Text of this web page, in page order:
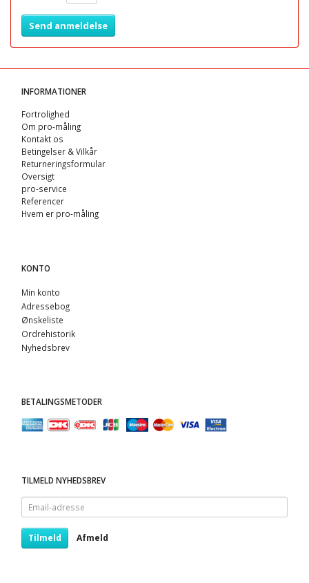
Send anmeldelse
INFORMATIONER
Fortrolighed
Om pro-måling
Kontakt os
Betingelser & Vilkår
Returneringsformular
Oversigt
pro-service
Referencer
Hvem er pro-måling
KONTO
Min konto
Adressebog
Ønskeliste
Ordrehistorik
Nyhedsbrev
BETALINGSMETODER
TILMELD NYHEDSBREV
Email-
adresse
Tilmeld Afmeld